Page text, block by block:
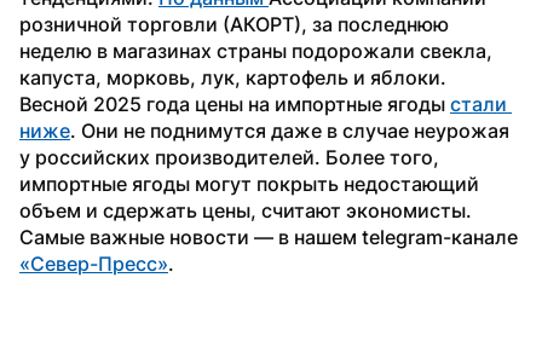
розничной торговли (АКОРТ), за последнюю
неделю в магазинах страны подорожали свекла,
капуста, морковь, лук, картофель и яблоки.
Весной 2025 года цены на импортные ягоды стали
ниже. Они не поднимутся даже в случае неурожая
у российских производителей. Более того,
импортные ягоды могут покрыть недостающий
объем и сдержать цены, считают экономисты.
«Север-Пресс».